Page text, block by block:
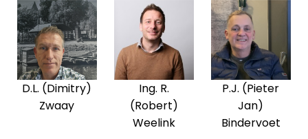
D.L. (Dimitry)
Zwaay
Ing. R.
(Robert)
Weelink
P.J. (Pieter
Jan)
Bindervoet